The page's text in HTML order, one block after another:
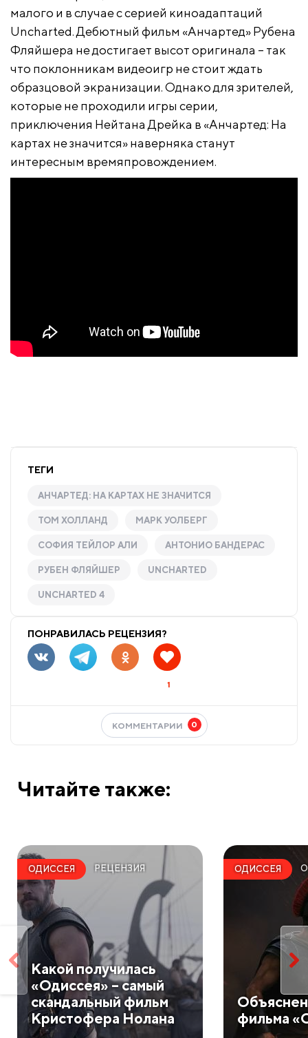
малого и в случае с серией киноадаптаций
Uncharted. Дебютный фильм «Анчартед» Рубена
Фляйшера не достигает высот оригинала – так
что поклонникам видеоигр не стоит ждать
образцовой экранизации. Однако для зрителей,
которые не проходили игры серии,
приключения Нейтана Дрейка в «Анчартед: На
картах не значится» наверняка станут
интересным времяпровождением.
ТЕГИ
АНЧАРТЕД: НА КАРТАХ НЕ ЗНАЧИТСЯ
ТОМ ХОЛЛАНД МАРК УОЛБЕРГ
СОФИЯ ТЕЙЛОР АЛИ АНТОНИО БАНДЕРАС
РУБЕН ФЛЯЙШЕР UNCHARTED
UNCHARTED 4
ПОНРАВИЛАСЬ РЕЦЕНЗИЯ?
1
КОММЕНТАРИИ 0
Читайте также:
ОДИССЕЯ РЕЦЕНЗИЯ
​Какой получилась
«Одиссея» – самый
скандальный фильм
Кристофера Нолана
ОДИССЕЯ
фильма